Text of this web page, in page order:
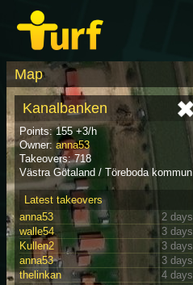
Map
Kanalbanken
Points: 155 +3/h
Owner:anna53
Takeovers: 718
Västra Götaland / Töreboda kommun
Latest takeovers
anna53
2 days
walle54
3 days
Kullen2
3 days
anna53
3 days
thelinkan
4 days